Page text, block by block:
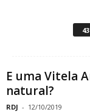
E uma Vitela
natural?
RDJ - 12/10/2019